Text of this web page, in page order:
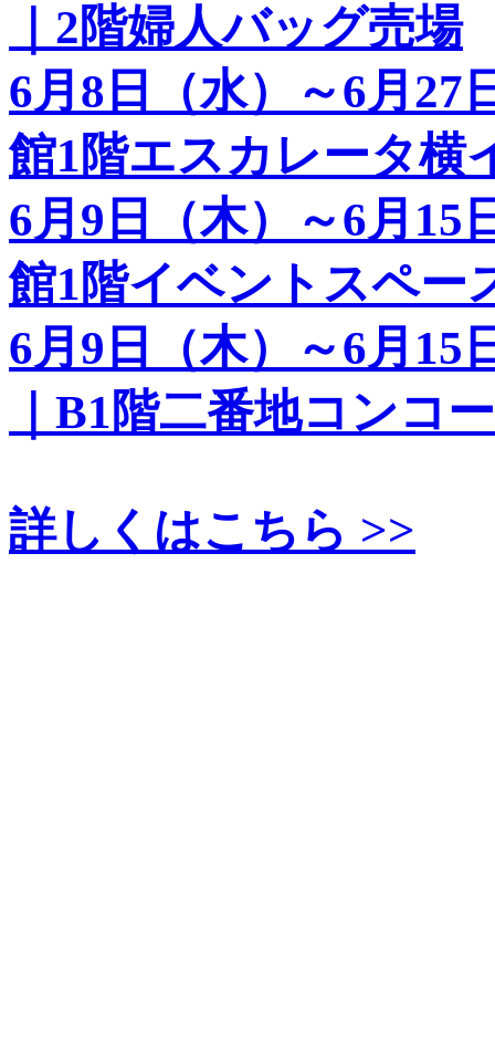
｜2階婦人バッグ売場
6月8日（水）～6月27
館1階エスカレータ横
6月9日（木）～6月15
館1階イベントスペー
6月9日（木）～6月15
｜B1階二番地コンコ
詳しくはこちら >>